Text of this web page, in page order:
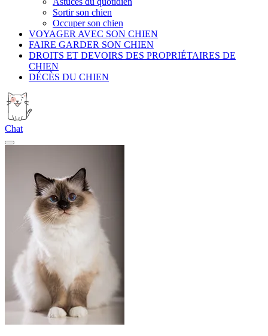
Sortir son chien
Occuper son chien
VOYAGER AVEC SON CHIEN
FAIRE GARDER SON CHIEN
DROITS ET DEVOIRS DES PROPRIÉTAIRES DE
CHIEN
DÉCÈS DU CHIEN
Chat